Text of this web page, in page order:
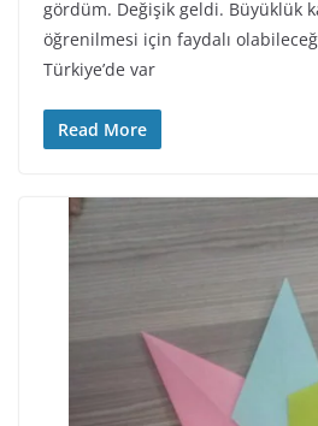
gördüm. Değişik geldi. Büyüklük
öğrenilmesi için faydalı
Türkiye’de var
Read More